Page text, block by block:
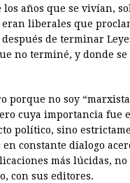
años que se vivían,
liberales que
de terminar
no terminé, y donde
porque no soy
cuya importancia fue
político, sino
constante dialogo
más lúcidas,
con sus editores.